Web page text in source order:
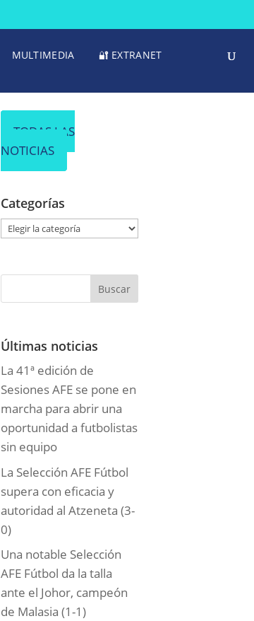
MULTIMEDIA 🔐 EXTRANET
TODAS LAS
NOTICIAS
Categorías
g
r
a
s
Últimas noticias
La 41ª edición de
Sesiones AFE se pone en
marcha para abrir una
oportunidad a futbolistas
sin equipo
La Selección AFE Fútbol
supera con eficacia y
autoridad al Atzeneta (3-
0)
Una notable Selección
AFE Fútbol da la talla
ante el Johor, campeón
de Malasia (1-1)